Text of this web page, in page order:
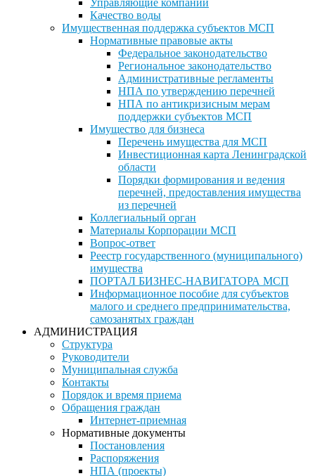
Управляющие компании
Качество воды
Имущественная поддержка субъектов МСП
Нормативные правовые акты
Федеральное законодательство
Региональное законодательство
Административные регламенты
НПА по утверждению перечней
НПА по антикризисным мерам
поддержки субъектов МСП
Имущество для бизнеса
Перечень имущества для МСП
Инвестиционная карта Ленинградской
области
Порядки формирования и ведения
перечней, предоставления имущества
из перечней
Коллегиальный орган
Материалы Корпорации МСП
Вопрос-ответ
Реестр государственного (муниципального)
имущества
ПОРТАЛ БИЗНЕС-НАВИГАТОРА МСП
Информационное пособие для субъектов
малого и среднего предпринимательства,
самозанятых граждан
АДМИНИСТРАЦИЯ
Структура
Руководители
Муниципальная служба
Контакты
Порядок и время приема
Обращения граждан
Интернет-приемная
Нормативные документы
Постановления
Распоряжения
НПА (проекты)